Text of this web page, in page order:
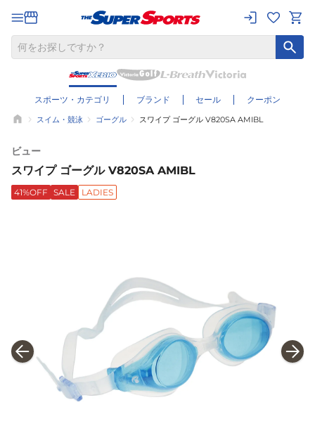
スポーツ・カテゴリ ブランド セール クーポン
スイム・競泳 ゴーグル スワイプ ゴーグル V820SA AMIBL
ビュー
スワイプ ゴーグル V820SA AMIBL
41%OFF SALE LADIES